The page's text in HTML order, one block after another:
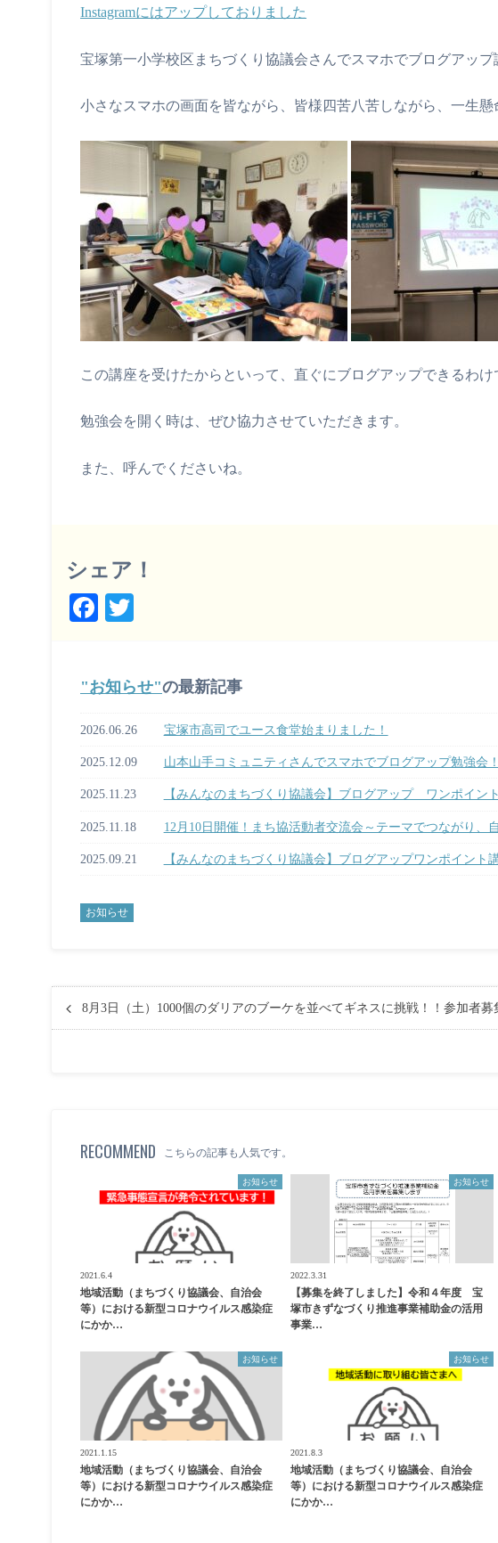
Instagramにはアップしておりました
宝塚第一小学校区まちづくり協議会さんでスマホでブログアップ
小さなスマホの画面を皆ながら、皆様四苦八苦しながら、一生懸
この講座を受けたからといって、直ぐにブログアップできるわ
勉強会を開く時は、ぜひ協力させていただきます。
また、呼んでくださいね。
シェア！
Fa
ok r
お知らせ の最新記事
2026.06.26 宝塚市高司でユース食堂始まりました！
2025.12.09 山本山手コミュニティさんでスマホでブログアップ勉強会！
2025.11.23 【みんなのまちづくり協議会】ブログアップ ワンポイン
2025.11.18 12月10日開催！まち協活動者交流会～テーマでつながり、
2025.09.21 【みんなのまちづくり協議会】ブログアップワンポイン
お知らせ
8月3日（土）1000個のダリアのブーケを並べてギネスに挑戦！！参加者募
RECOMMEND こちらの記事も人気です。
お知らせ
2021.6.4
地域活動（まちづくり協議会、自治会
等）における新型コロナウイルス感染症
にかか…
お知らせ
2022.3.31
【募集を終了しました】令和４年度 宝
塚市きずなづくり推進事業補助金の活用
事業…
お知らせ
2021.1.15
地域活動（まちづくり協議会、自治会
等）における新型コロナウイルス感染症
にかか…
お知らせ
2021.8.3
地域活動（まちづくり協議会、自治会
等）における新型コロナウイルス感染症
にかか…